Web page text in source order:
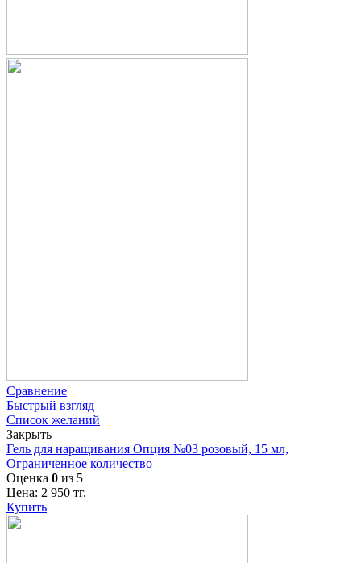
Сравнение
Быстрый взгляд
Список желаний
Закрыть
Гель для наращивания Опция №03 розовый, 15 мл,
Ограниченное количество
Оценка 0 из 5
Цена: 2 950 тг.
Купить